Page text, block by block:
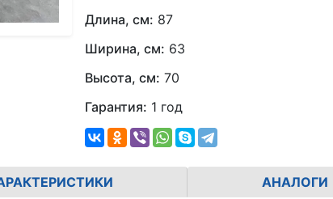
Длина, см: 87
Ширина, см: 63
Высота, см: 70
Гарантия: 1 год
АНАЛОГИ